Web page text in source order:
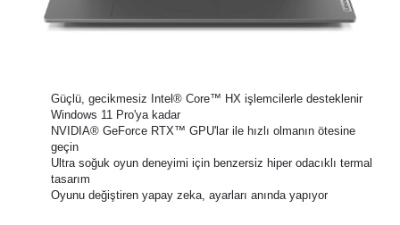
Güçlü, gecikmesiz Intel® Core™ HX işlemcilerle desteklenir
Windows 11 Pro'ya kadar
NVIDIA® GeForce RTX™ GPU'lar ile hızlı olmanın ötesine
geçin
Ultra soğuk oyun deneyimi için benzersiz hiper odacıklı termal
tasarım
Oyunu değiştiren yapay zeka, ayarları anında yapıyor